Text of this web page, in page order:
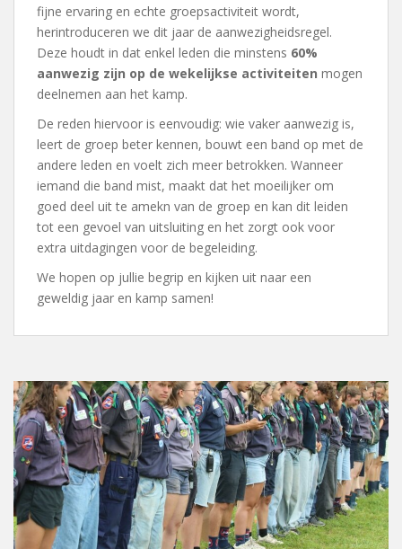
fijne ervaring en echte groepsactiviteit wordt,
herintroduceren we dit jaar de aanwezigheidsregel.
Deze houdt in dat enkel leden die minstens 60%
aanwezig zijn op de wekelijkse activiteiten mogen
deelnemen aan het kamp.
De reden hiervoor is eenvoudig: wie vaker aanwezig is,
leert de groep beter kennen, bouwt een band op met de
andere leden en voelt zich meer betrokken. Wanneer
iemand die band mist, maakt dat het moeilijker om
goed deel uit te amekn van de groep en kan dit leiden
tot een gevoel van uitsluiting en het zorgt ook voor
extra uitdagingen voor de begeleiding.
We hopen op jullie begrip en kijken uit naar een
geweldig jaar en kamp samen!